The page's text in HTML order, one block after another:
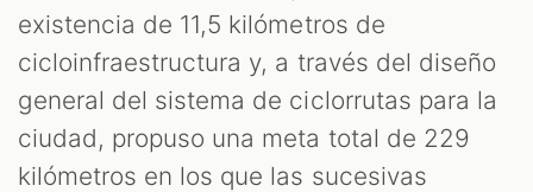
existencia de 11,5 kilómetros de
cicloinfraestructura y, a través del diseño
general del sistema de ciclorrutas para la
ciudad, propuso una meta total de 229
kilómetros en los que las sucesivas